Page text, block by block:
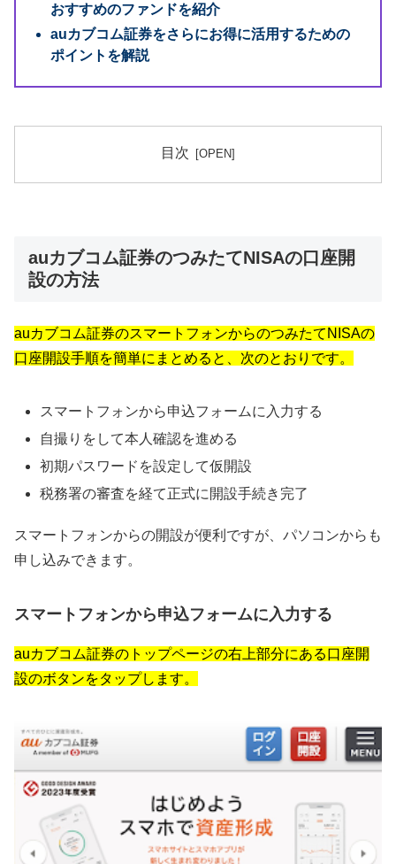
おすすめのファンドを紹介
auカブコム証券をさらにお得に活用するための
ポイントを解説
目次
auカブコム証券のつみたてNISAの口座開
設の方法
auカブコム証券のスマートフォンからのつみたてNISAの
口座開設手順を簡単にまとめると、次のとおりです。
スマートフォンから申込フォームに入力する
自撮りをして本人確認を進める
初期パスワードを設定して仮開設
税務署の審査を経て正式に開設手続き完了
スマートフォンからの開設が便利ですが、パソコンからも
申し込みできます。
スマートフォンから申込フォームに入力する
auカブコム証券のトップページの右上部分にある口座開
設のボタンをタップします。